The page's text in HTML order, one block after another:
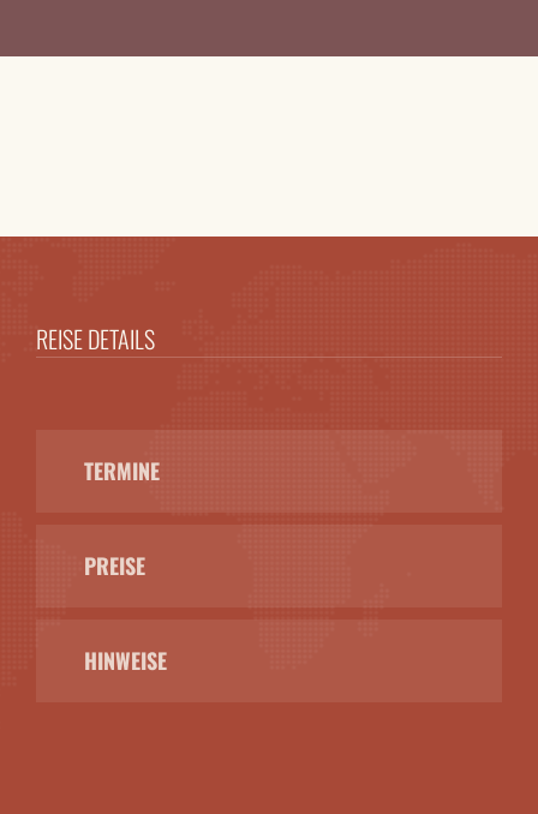
REISE DETAILS
TERMINE
PREISE
HINWEISE